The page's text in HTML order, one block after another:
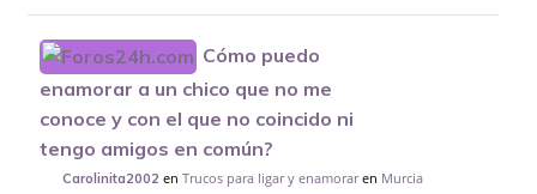
Cómo puedo
enamorar a un chico que no me
conoce y con el que no coincido ni
tengo amigos en común?
Carolinita2002 enTrucos para ligar y enamoraren Murcia